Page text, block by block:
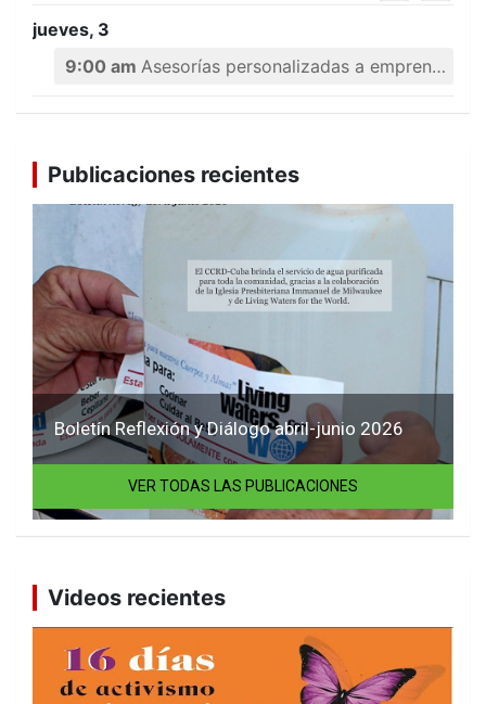
jueves, 3
9:00 am Asesorías personalizadas a emprendedores
Publicaciones recientes
Boletín Reflexión y Diálogo abril-junio 2026
VER TODAS LAS PUBLICACIONES
Videos recientes